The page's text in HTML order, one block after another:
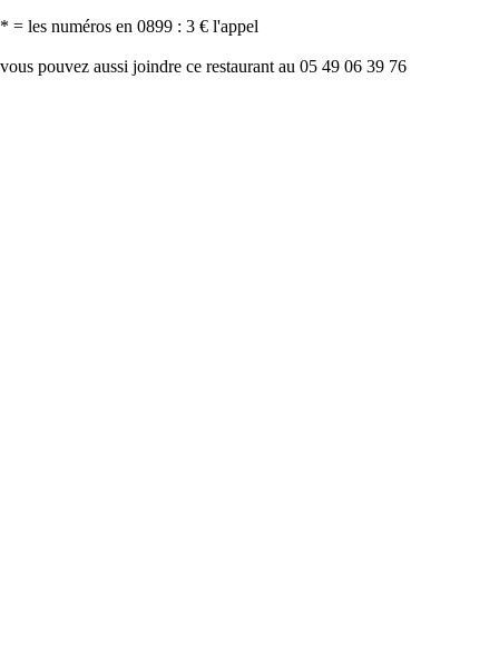
* = les numéros en 0899 : 3 € l'appel
vous pouvez aussi joindre ce restaurant au 05 49 06 39 76